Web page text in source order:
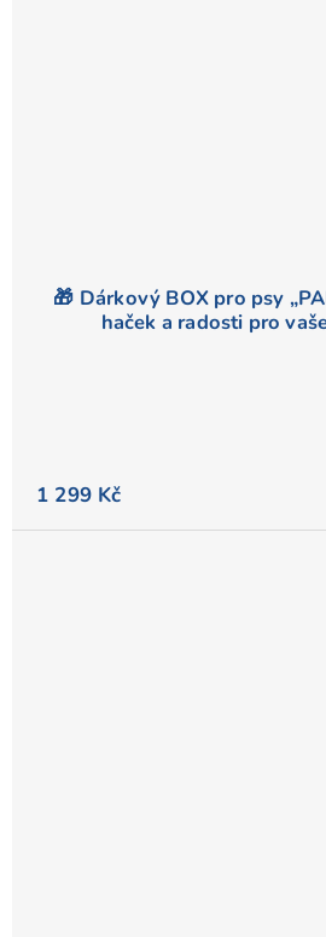
🎁 Dárkový BOX pro psy
haček a radosti pro
1 299 Kč